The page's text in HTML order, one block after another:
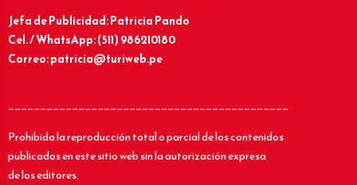
Jefa de Publicidad: Patricia Pando
Cel. / WhatsApp: (511) 986210180
Correo: patricia@turiweb.pe
____________________________________________
Prohibida la reproducción total o parcial de los contenidos
publicados en este sitio web sin la autorización expresa
de los editores.